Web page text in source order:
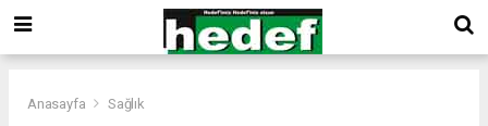
Anasayfa Sağlık